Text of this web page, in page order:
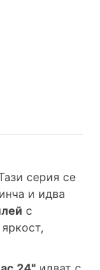
серия се
и идва
с